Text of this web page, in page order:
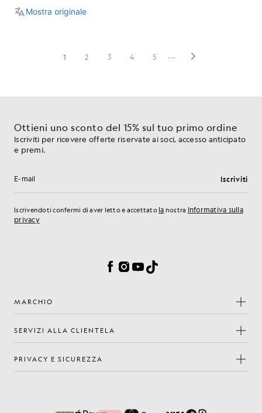
Ottieni uno sconto del 15% sul tuo primo ordine
Iscriviti per ricevere offerte riservate ai soci, accesso anticipato
e premi.
Indirizzo e-mail Iscriviti
Iscrivendoti confermi di aver letto e accettato la nostra Informativa sulla
privacy
Facebook
Instagram
YouTube
TikTok
MARCHIO
SERVIZI ALLA CLIENTELA
PRIVACY E SICUREZZA